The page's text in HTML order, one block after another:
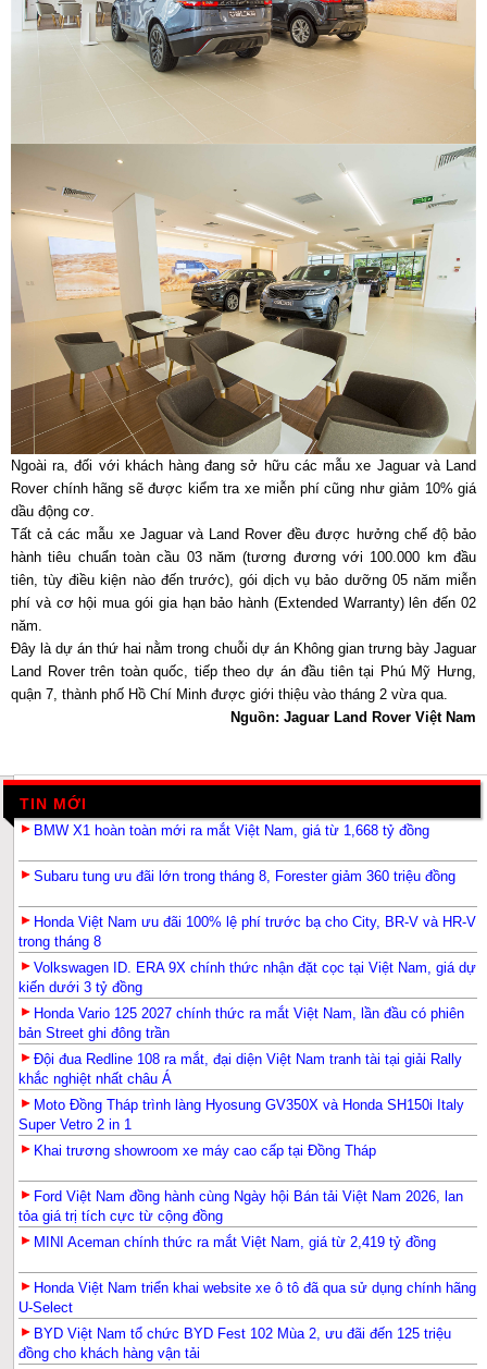
Ngoài ra, đối với khách hàng đang sở hữu các mẫu xe Jaguar và Land
Rover chính hãng sẽ được kiểm tra xe miễn phí cũng như giảm 10% giá
dầu động cơ.
Tất cả các mẫu xe Jaguar và Land Rover đều được hưởng chế độ bảo
hành tiêu chuẩn toàn cầu 03 năm (tương đương với 100.000 km đầu
tiên, tùy điều kiện nào đến trước), gói dịch vụ bảo dưỡng 05 năm miễn
phí và cơ hội mua gói gia hạn bảo hành (Extended Warranty) lên đến 02
năm.
Đây là dự án thứ hai nằm trong chuỗi dự án Không gian trưng bày Jaguar
Land Rover trên toàn quốc, tiếp theo dự án đầu tiên tại Phú Mỹ Hưng,
quận 7, thành phố Hồ Chí Minh được giới thiệu vào tháng 2 vừa qua.
Nguồn: Jaguar Land Rover Việt Nam
TIN MỚI
BMW X1 hoàn toàn mới ra mắt Việt Nam, giá từ 1,668 tỷ đồng
Subaru tung ưu đãi lớn trong tháng 8, Forester giảm 360 triệu đồng
Honda Việt Nam ưu đãi 100% lệ phí trước bạ cho City, BR-V và HR-V
trong tháng 8
Volkswagen ID. ERA 9X chính thức nhận đặt cọc tại Việt Nam, giá dự
kiến dưới 3 tỷ đồng
Honda Vario 125 2027 chính thức ra mắt Việt Nam, lần đầu có phiên
bản Street ghi đông trần
Đội đua Redline 108 ra mắt, đại diện Việt Nam tranh tài tại giải Rally
khắc nghiệt nhất châu Á
Moto Đồng Tháp trình làng Hyosung GV350X và Honda SH150i Italy
Super Vetro 2 in 1
Khai trương showroom xe máy cao cấp tại Đồng Tháp
Ford Việt Nam đồng hành cùng Ngày hội Bán tải Việt Nam 2026, lan
tỏa giá trị tích cực từ cộng đồng
MINI Aceman chính thức ra mắt Việt Nam, giá từ 2,419 tỷ đồng
Honda Việt Nam triển khai website xe ô tô đã qua sử dụng chính hãng
U-Select
BYD Việt Nam tổ chức BYD Fest 102 Mùa 2, ưu đãi đến 125 triệu
đồng cho khách hàng vận tải